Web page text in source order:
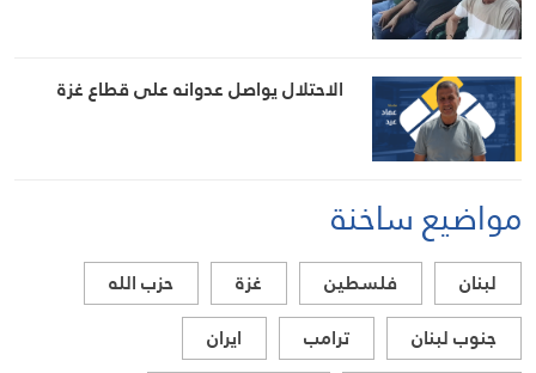
الاحتلال يواصل عدوانه على قطاع غزة
مواضيع ساخنة
لبنان فلسطين غزة
حزب الله
جنوب لبنان
ترامب
ايران